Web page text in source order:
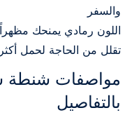
والسفر
اللون رمادي يمنحك
تقلل من الحاجة لحمل
مواصفات شنطة
بالتفاصيل